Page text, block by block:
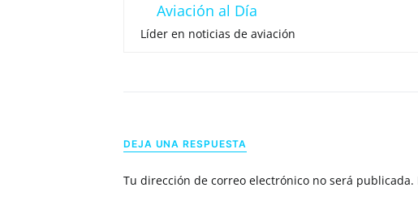
Aviación al Día
Líder en noticias de aviación
DEJA UNA RESPUESTA
Tu dirección de correo electrónico no será publicada.